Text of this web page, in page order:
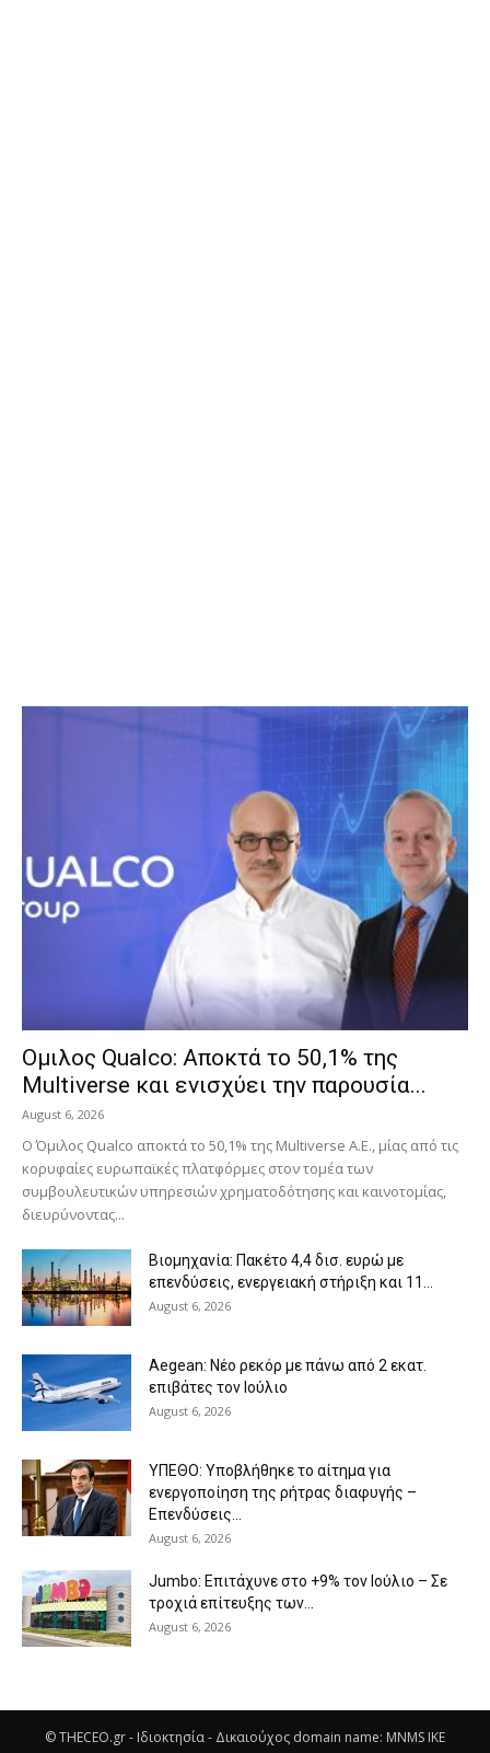
Ομιλος Qualco: Αποκτά το 50,1% της
Multiverse και ενισχύει την παρουσία...
August 6, 2026
Ο Όμιλος Qualco αποκτά το 50,1% της Multiverse A.E., μίας από τις
κορυφαίες ευρωπαϊκές πλατφόρμες στον τομέα των
συμβουλευτικών υπηρεσιών χρηματοδότησης και καινοτομίας,
διευρύνοντας...
Βιομηχανία: Πακέτο 4,4 δισ. ευρώ με
επενδύσεις, ενεργειακή στήριξη και 11...
August 6, 2026
Aegean: Νέο ρεκόρ με πάνω από 2 εκατ.
επιβάτες τον Ιούλιο
August 6, 2026
ΥΠΕΘΟ: Υποβλήθηκε το αίτημα για
ενεργοποίηση της ρήτρας διαφυγής –
Επενδύσεις...
August 6, 2026
Jumbo: Επιτάχυνε στο +9% τον Ιούλιο – Σε
τροχιά επίτευξης των...
August 6, 2026
© THECEO.gr - Ιδιοκτησία - Δικαιούχος domain name: MNMS IKE